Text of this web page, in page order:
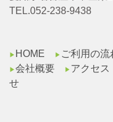
TEL.052-238-9438
▶︎ HOME ▶︎ ご利用の流
▶︎会社概要 ▶︎ アクセス
せ